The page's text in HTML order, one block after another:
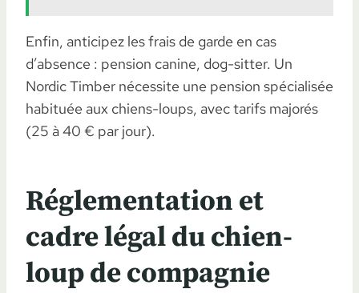
Enfin, anticipez les frais de garde en cas
d’absence : pension canine, dog-sitter. Un
Nordic Timber nécessite une pension spécialisée
habituée aux chiens-loups, avec tarifs majorés
(25 à 40 € par jour).
Réglementation et
cadre légal du chien-
loup de compagnie